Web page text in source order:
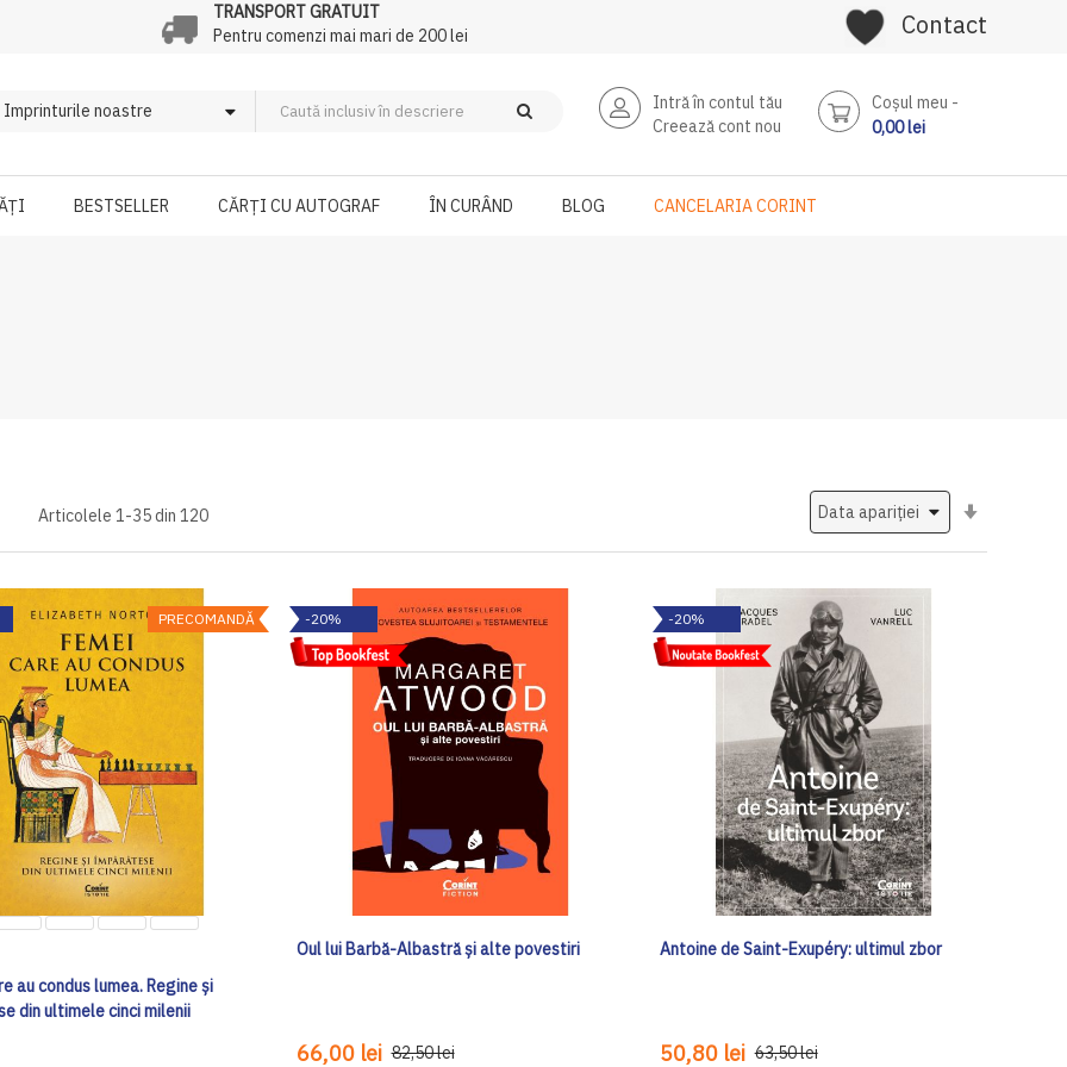
TRANSPORT GRATUIT
Pentru comenzi mai mari de 200 lei
Contact
Intră în contul tău
Creează cont nou
Coşul meu
0,00 lei
BESTSELLER CĂRȚI CU AUTOGRAF ÎN CURÂND BLOG CANCELARIA CORINT
Articolele1-35din120
PRECOMANDĂ
au condus lumea. Regine și
din ultimele cinci milenii
-20%
Oul lui Barbă-Albastră și alte povestiri
66,00 lei 82,50 lei
-20%
Antoine de Saint-Exupéry: ultimul zbor
50,80 lei 63,50 lei